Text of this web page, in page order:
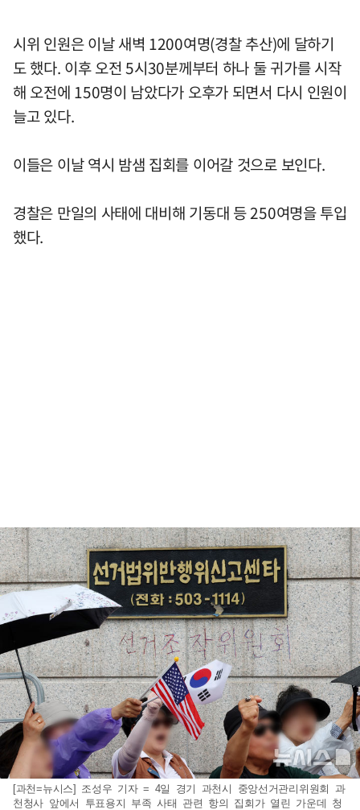
시위 인원은 이날 새벽 1200여명(경찰 추산)에 달하기
도 했다. 이후 오전 5시30분께부터 하나 둘 귀가를 시작
해 오전에 150명이 남았다가 오후가 되면서 다시 인원이
늘고 있다.
이들은 이날 역시 밤샘 집회를 이어갈 것으로 보인다.
경찰은 만일의 사태에 대비해 기동대 등 250여명을 투입
했다.
[과천=뉴시스] 조성우 기자 = 4일 경기 과천시 중앙선거관리위원회 과
천청사 앞에서 투표용지 부족 사태 관련 항의 집회가 열린 가운데 청